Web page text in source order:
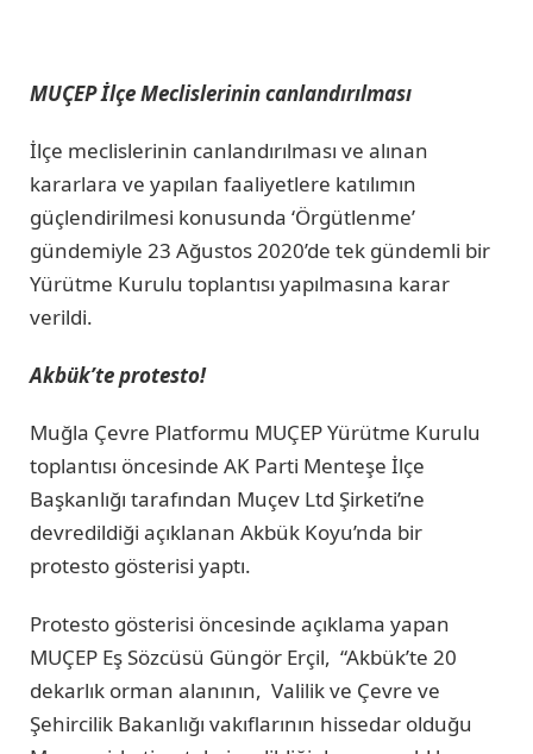
MUÇEP İlçe Meclislerinin canlandırılması
İlçe meclislerinin canlandırılması ve alınan
kararlara ve yapılan faaliyetlere katılımın
güçlendirilmesi konusunda ‘Örgütlenme’
gündemiyle 23 Ağustos 2020’de tek gündemli bir
Yürütme Kurulu toplantısı yapılmasına karar
verildi.
Akbük’te protesto!
Muğla Çevre Platformu MUÇEP Yürütme Kurulu
toplantısı öncesinde AK Parti Menteşe İlçe
Başkanlığı tarafından Muçev Ltd Şirketi’ne
devredildiği açıklanan Akbük Koyu’nda bir
protesto gösterisi yaptı.
Protesto gösterisi öncesinde açıklama yapan
MUÇEP Eş Sözcüsü Güngör Erçil, “Akbük’te 20
dekarlık orman alanının, Valilik ve Çevre ve
Şehircilik Bakanlığı vakıflarının hissedar olduğu